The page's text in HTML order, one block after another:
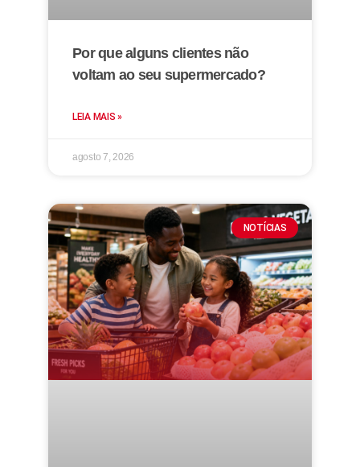
Por que alguns clientes não
voltam ao seu supermercado?
LEIA MAIS »
agosto 7, 2026
NOTÍCIAS